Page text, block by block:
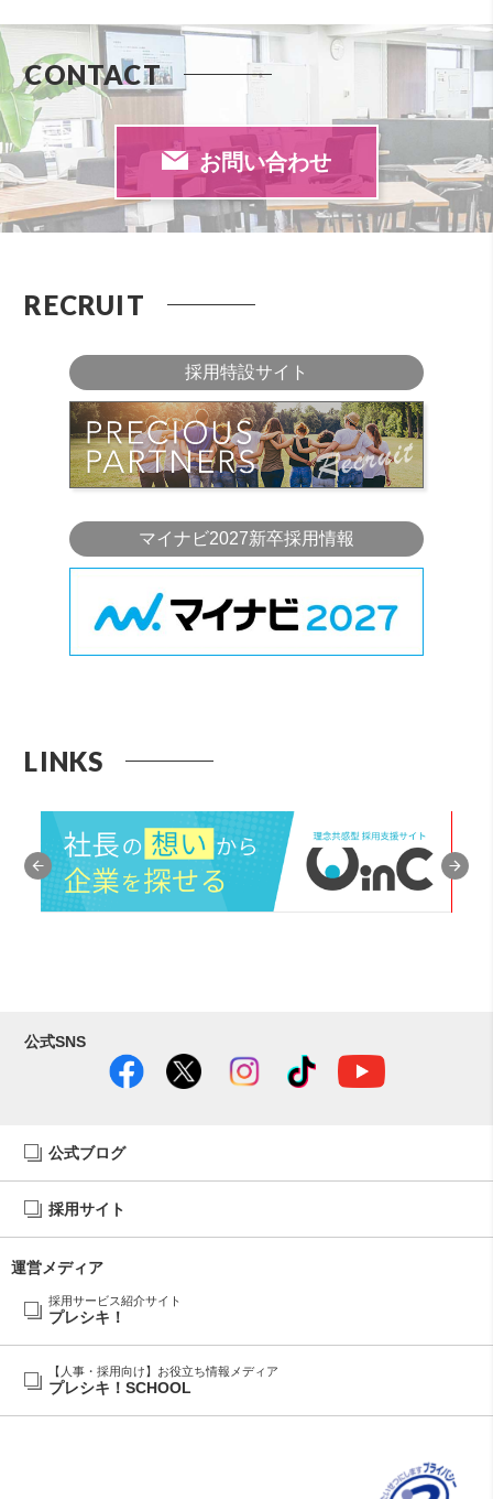
CONTACT
お問い合わせ
RECRUIT
採用特設サイト
マイナビ2027新卒採用情報
LINKS
公式SNS
公式ブログ
採用サイト
運営メディア
採用サービス紹介サイト
プレシキ！
【人事・採用向け】お役立ち情報メディア
プレシキ！SCHOOL